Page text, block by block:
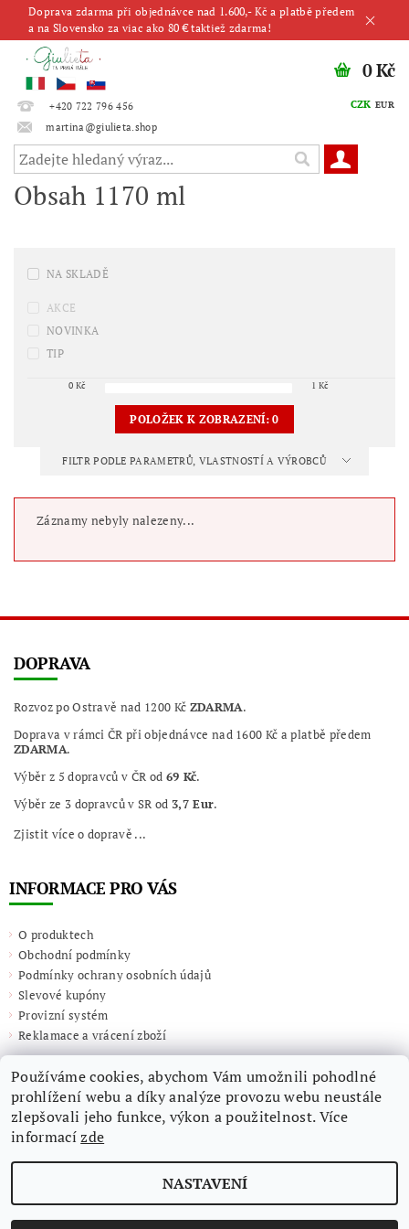
Doprava zdarma při objednávce nad 1.600,- Kč a platbě předem
a na Slovensko za viac ako 80 € taktiež zdarma!
+420 722 796 456
martina@giulieta.shop
CZK EUR
0 Kč
Obsah 1170 ml
NA SKLADĚ
AKCE
NOVINKA
TIP
0 Kč 1 Kč
POLOŽEK K ZOBRAZENÍ:0
FILTR PODLE PARAMETRŮ, VLASTNOSTÍ A VÝROBCŮ
Záznamy nebyly nalezeny...
DOPRAVA
Rozvoz po Ostravě nad 1200 Kč ZDARMA.
Doprava v rámci ČR při objednávce nad 1600 Kč a platbě předem
ZDARMA.
Výběr z 5 dopravců v ČR od 69 Kč.
Výběr ze 3 dopravců v SR od 3,7 Eur.
Zjistit více o dopravě ...
INFORMACE PRO VÁS
O produktech
Obchodní podmínky
Podmínky ochrany osobních údajů
Slevové kupóny
Provizní systém
Reklamace a vrácení zboží
Používáme cookies, abychom Vám umožnili pohodlné
prohlížení webu a díky analýze provozu webu neustále
zlepšovali jeho funkce, výkon a použitelnost. Více
informacízde
NASTAVENÍ